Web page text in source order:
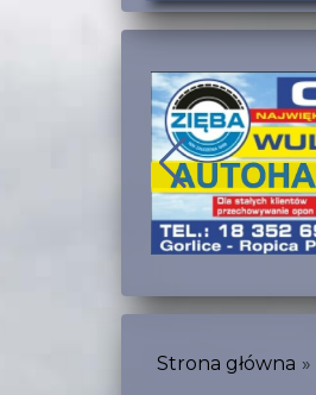
Strona główna